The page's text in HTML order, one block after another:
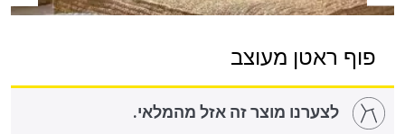
פוף ראטן מעוצב
לצערנו מוצר זה אזל מהמלאי.